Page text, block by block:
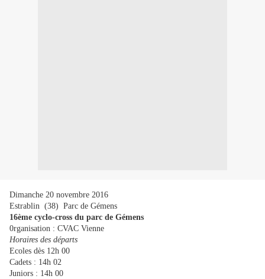
Dimanche 20 novembre 2016
Estrablin (38) Parc de Gémens
16ème cyclo-cross du parc de Gémens
0rganisation : CVAC Vienne
Horaires des départs
Ecoles dès 12h 00
Cadets : 14h 02
Juniors : 14h 00